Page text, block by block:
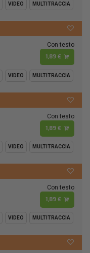
VIDEO MULTITRACCIA
Con testo
1,89 €
VIDEO MULTITRACCIA
Con testo
1,89 €
VIDEO MULTITRACCIA
Con testo
1,89 €
VIDEO MULTITRACCIA